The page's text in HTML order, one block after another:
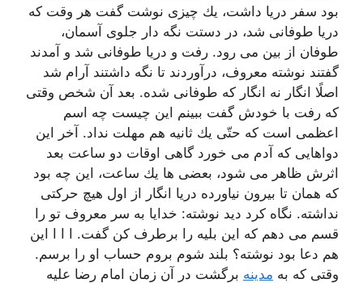
بود سفر دریا داشت، یك چیزی نوشت گفت هر وقت كه
دریا طوفانی شد، در دستت نگه دار جلوی آسمان،
طوفان از بین می رود. رفت و دریا طوفانی شد و آمدند
گفتند نوشته معروف، درآوردند تا نگه داشتند آرام شد
اصلًا انگار نه انگار كه طوفانی شده. بعد آن شخص وقتی
كه رفت با خودش گفت ببینم این چیست چه اسم
اعظمی است كه حتّی یك ثانیه هم مهلت نداد. آخر این
دواهایی كه آدم می خورد گاهی اوقات دو ساعت بعد
اثرش ظاهر می شود، بعضی ها یك ساعت، این چه بود
كه همان تا بیرون نیاورده دریا انگار از اول هیچ حركتی
نداشته. نگاه كرد دید نوشته: خدایا به سر معروف تو را
قسم می دهم كه این بلیه را برطرف كن گفت. ا ا ا این
هم دعا بود نوشته؟ بلند شوم بروم حساب او را برسم.
وقتی كه به مدینه برگشت در آن زمان امام رضا علیه